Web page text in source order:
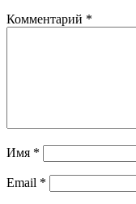
Комментарий *
Имя *
Email *